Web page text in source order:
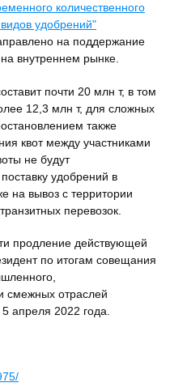
количественного
удобрений"
на поддержание
внутреннем рынке.
почти 20 млн т, в том
12,3 млн т, для сложных
также
квот между участниками
не будут
удобрений в
на вывоз с территории
перевозок.
продление действующей
по итогам совещания
смежных отраслей
апреля 2022 года.